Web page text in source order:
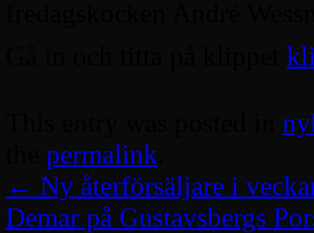
permalink
← Ny återförsäljare i
Demar på Gustavsbergs